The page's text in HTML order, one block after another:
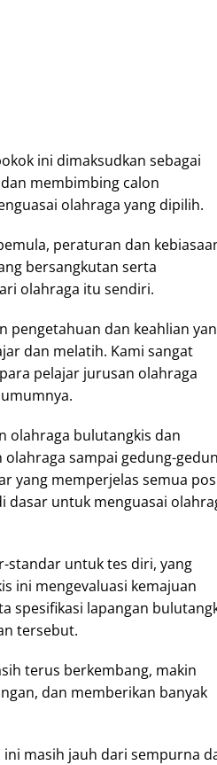
ini dimaksudkan sebagai
membimbing calon
olahraga yang dipilih.
peraturan dan
bersangkutan serta
olahraga itu sendiri.
pengetahuan dan keahlian
dan melatih. Kami sangat
pelajar jurusan olahraga
olahraga bulutangkis dan
sampai gedung-
yang memperjelas semua
dasar untuk menguasai
standar untuk tes diri, yang
ini mengevaluasi kemajuan
spesifikasi lapangan
tersebut.
terus berkembang, makin
dan memberikan banyak
masih jauh dari sempurna